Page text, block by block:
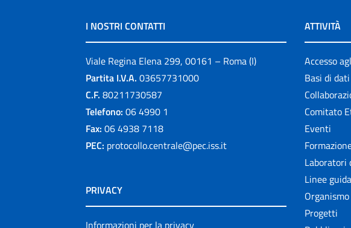
I NOSTRI CONTATTI
Viale Regina Elena 299, 00161 – Roma (I)
Partita I.V.A. 03657731000
C.F. 80211730587
Telefono: 06 4990 1
Fax: 06 4938 7118
PEC: protocollo.centrale@pec.iss.it
PRIVACY
Informazioni per la privacy
ATTIVITÀ
Accesso
Basi di dati
Comitato
Eventi
Linee guida
Progetti